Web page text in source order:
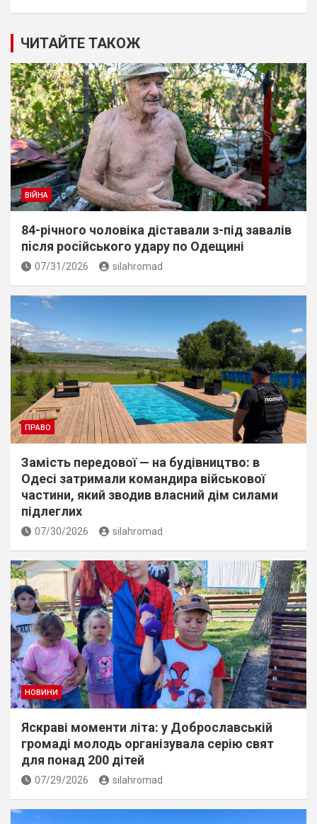
ЧИТАЙТЕ ТАКОЖ
ВІЙНА
84-річного чоловіка діставали з-під завалів
пiсля росiйського удару по Одещині
07/31/2026 silahromad
ПРАВО
Замість передової — на будівництво: в
Одесі затримали командира військової
частини, який зводив власний дім силами
підлеглих
07/30/2026 silahromad
НОВИНИ
Яскраві моменти літа: у Доброславській
громаді молодь організувала серію свят
для понад 200 дітей
07/29/2026 silahromad